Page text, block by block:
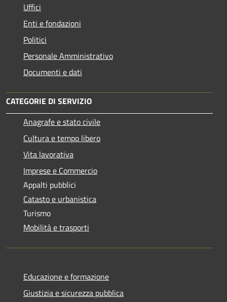
Uffici
Enti e fondazioni
Politici
Personale Amministrativo
Documenti e dati
CATEGORIE DI SERVIZIO
Anagrafe e stato civile
Cultura e tempo libero
Vita lavorativa
Imprese e Commercio
Appalti pubblici
Catasto e urbanistica
Turismo
Mobilità e trasporti
Educazione e formazione
Giustizia e sicurezza pubblica